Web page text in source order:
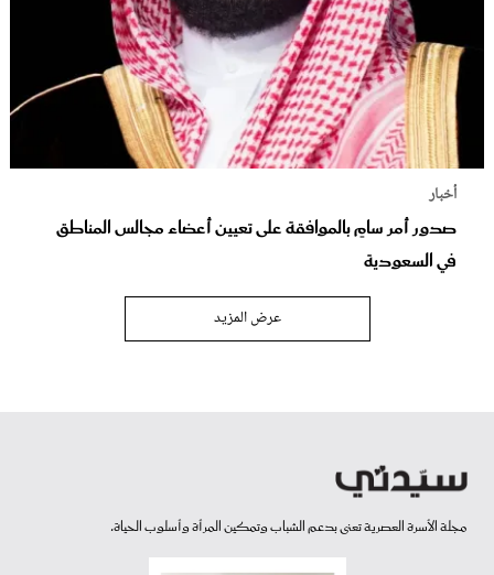
أخبار
صدور أمر سامٍ بالموافقة على تعيين أعضاء مجالس المناطق
في السعودية
عرض المزيد
مجلة الأسرة العصرية تعنى بدعم الشباب وتمكين المرأة وأسلوب الحياة.